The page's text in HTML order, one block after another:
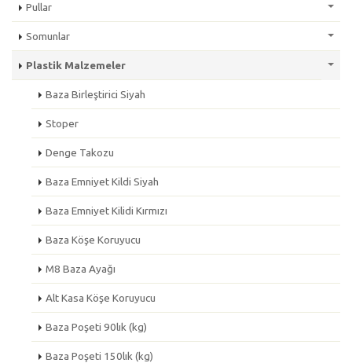
Pullar
Somunlar
Plastik Malzemeler
Baza Birleştirici Siyah
Stoper
Denge Takozu
Baza Emniyet Kildi Siyah
Baza Emniyet Kilidi Kırmızı
Baza Köşe Koruyucu
M8 Baza Ayağı
Alt Kasa Köşe Koruyucu
Baza Poşeti 90lık (kg)
Baza Poşeti 150lık (kg)